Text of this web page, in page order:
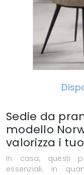
Sedie da
modello
valorizza i
In casa, questi
essenziali, in